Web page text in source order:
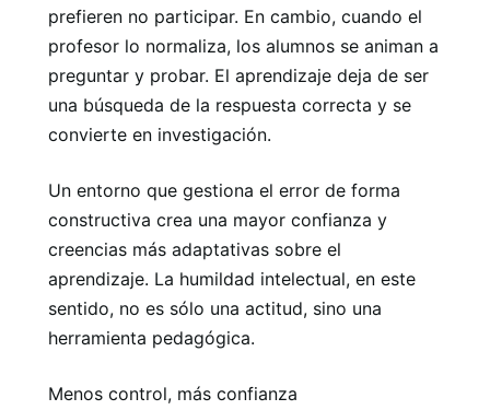
prefieren no participar. En cambio, cuando el
profesor lo normaliza, los alumnos se animan a
preguntar y probar. El aprendizaje deja de ser
una búsqueda de la respuesta correcta y se
convierte en investigación.
Un entorno que gestiona el error de forma
constructiva crea una mayor confianza y
creencias más adaptativas sobre el
aprendizaje. La humildad intelectual, en este
sentido, no es sólo una actitud, sino una
herramienta pedagógica.
Menos control, más confianza